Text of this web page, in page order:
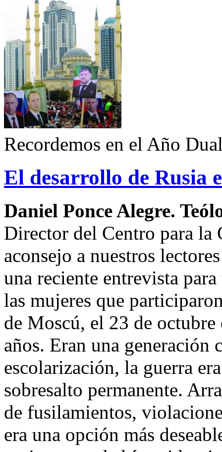
Recordemos en el Año
El desarrollo de Rusia
Daniel Ponce Alegre.
Director del Centro para la
aconsejo a nuestros
una reciente entrevista
las mujeres que
de Moscú, el 23 de
años. Eran una generación
escolarización, la guerra
sobresalto permanente.
de fusilamientos,
era una opción más